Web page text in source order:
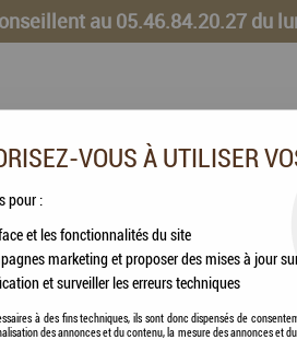
au 05.46.84.20.27 du
VOLAILLES
VOUS À UTILISER
pour :
et les fonctionnalités du site
marketing et proposer des mises à jour
et surveiller les erreurs techniques
à des fins techniques, ils sont donc dispensés de
des annonces et du contenu, la mesure des annonces et